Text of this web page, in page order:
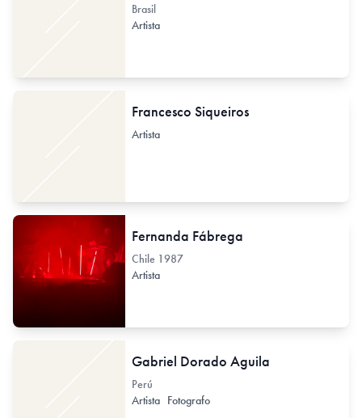
Brasil
Artista
Francesco Siqueiros
Artista
Fernanda Fábrega
Chile 1987
Artista
Gabriel Dorado Aguila
Perú
Artista Fotografo